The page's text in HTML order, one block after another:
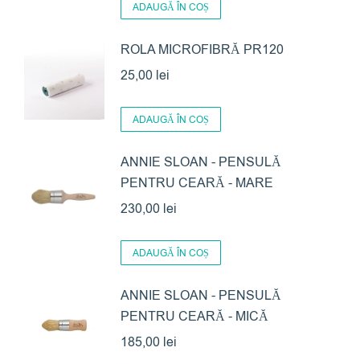
ADAUGĂ ÎN COȘ
ROLA MICROFIBRĂ PR120
25,00 lei
ADAUGĂ ÎN COȘ
ANNIE SLOAN - PENSULĂ
PENTRU CEARĂ - MARE
230,00 lei
ADAUGĂ ÎN COȘ
ANNIE SLOAN - PENSULĂ
PENTRU CEARĂ - MICĂ
185,00 lei